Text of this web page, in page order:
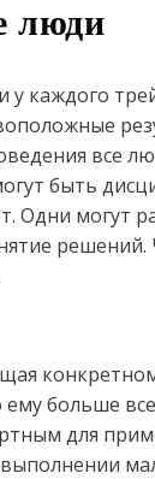
люди
каждого
все
быть
Одни могут
решений.
больше
для